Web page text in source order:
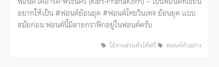
อยากให้เป็น #ฟอนต์ย้อนยุค #ฟอนต์ไทยวินเทจ ย้อนยุค แบบ
สมัยก่อน ฟอนต์นี้มีลายกราฟิกอยู่ในฟอนต์ครับ
ใช้งานส่วนตัวได้ฟรี ฟอนต์ตัวอย่าง